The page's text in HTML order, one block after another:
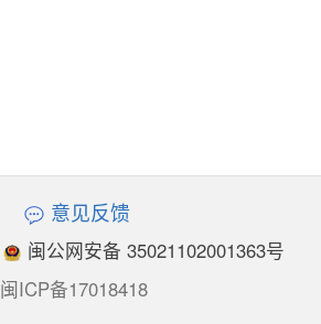
意见反馈
闽公网安备 35021102001363号
闽ICP备17018418